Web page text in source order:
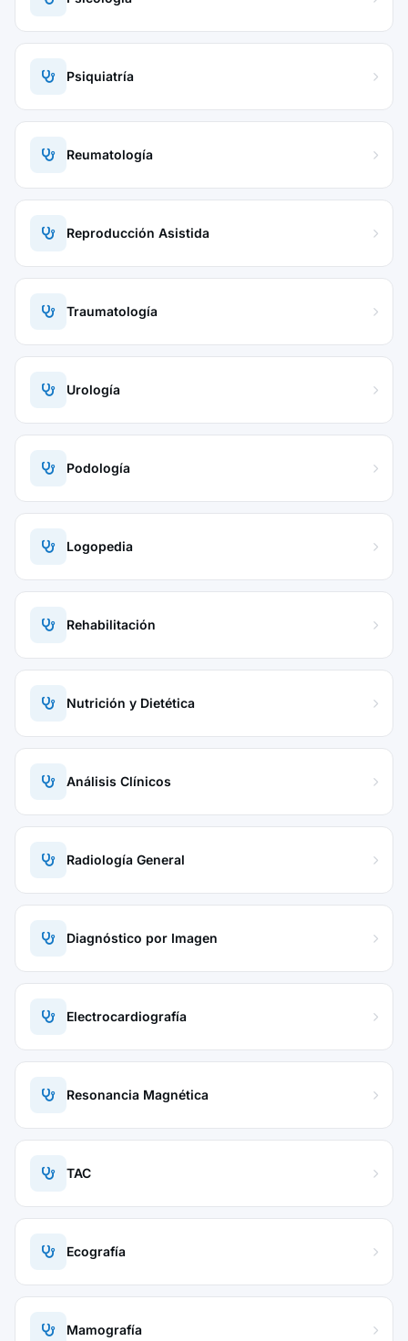
Psiquiatría
Reumatología
Reproducción Asistida
Traumatología
Urología
Podología
Logopedia
Rehabilitación
Nutrición y Dietética
Análisis Clínicos
Radiología General
Diagnóstico por Imagen
Electrocardiografía
Resonancia Magnética
TAC
Ecografía
Mamografía